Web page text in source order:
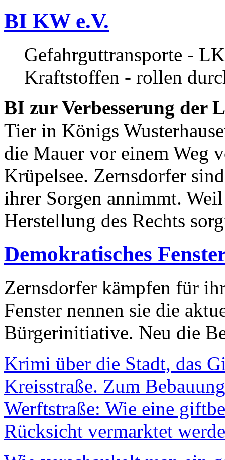
BI KW e.V.
Gefahrguttransporte -
Kraftstoffen - rollen
BI zur Verbesserung der
Tier in Königs
die Mauer vor einem Weg
Krüpelsee. Zernsdorfer
ihrer Sorgen annimmt.
Herstellung des Rechts
Demokratisches
Zernsdorfer kämpfen für
Fenster nennen sie die
Bürgerinitiative. Neu die
Krimi über die Stadt, das
Kreisstraße. Zum
Werftstraße: Wie eine
Rücksicht vermarktet